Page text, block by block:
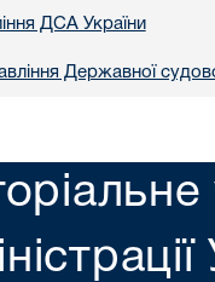
ДСА України
Державної